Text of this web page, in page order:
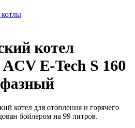
котлы
котел
E-Tech S 160
котел для отопления и горячего
бойлером на 99 литров.